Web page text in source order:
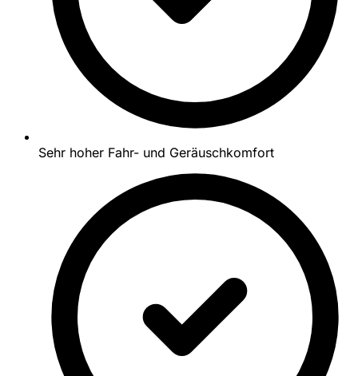
Sehr hoher Fahr- und Geräuschkomfort